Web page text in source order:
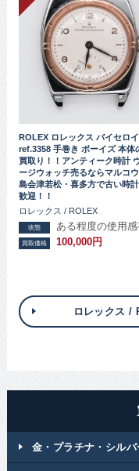
ROLEX ロレックス バイセロ
ref.3358 手巻き ボーイズ 本体
買取り！！アンティーク時計
ージウォッチ売るならマルコ
島会津若松・喜多方で古い時
歓迎！！
ロレックス / ROLEX
状態 ある程度の使用感
買取価格 100,000円
ロレックス /
金・プラチナ・シルバ